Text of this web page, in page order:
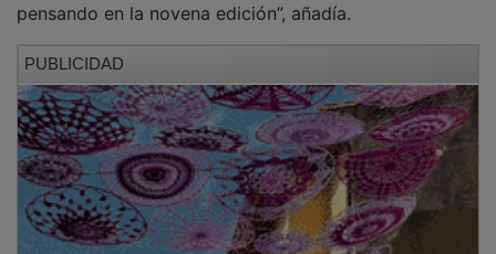
pensando en la novena edición”, añadía.
PUBLICIDAD